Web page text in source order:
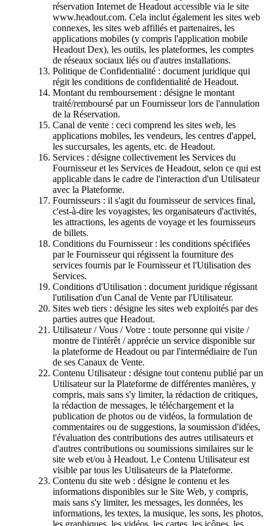
réservation Internet de Headout accessible via le site
www.headout.com. Cela inclut également les sites web
connexes, les sites web affiliés et partenaires, les
applications mobiles (y compris l'application mobile
Headout Dex), les outils, les plateformes, les comptes
de réseaux sociaux liés ou d'autres installations.
Politique de Confidentialité : document juridique qui
régit les conditions de confidentialité de Headout.
Montant du remboursement : désigne le montant
traité/remboursé par un Fournisseur lors de l'annulation
de la Réservation.
Canal de vente : ceci comprend les sites web, les
applications mobiles, les vendeurs, les centres d'appel,
les succursales, les agents, etc. de Headout.
Services : désigne collectivement les Services du
Fournisseur et les Services de Headout, selon ce qui est
applicable dans le cadre de l'interaction d'un Utilisateur
avec la Plateforme.
Fournisseurs : il s'agit du fournisseur de services final,
c'est-à-dire les voyagistes, les organisateurs d'activités,
les attractions, les agents de voyage et les fournisseurs
de billets.
Conditions du Fournisseur : les conditions spécifiées
par le Fournisseur qui régissent la fourniture des
services fournis par le Fournisseur et l'Utilisation des
Services.
Conditions d'Utilisation : document juridique régissant
l'utilisation d'un Canal de Vente par l'Utilisateur.
Sites web tiers : désigne les sites web exploités par des
parties autres que Headout.
Utilisateur / Vous / Votre : toute personne qui visite /
montre de l'intérêt / apprécie un service disponible sur
la plateforme de Headout ou par l'intermédiaire de l'un
de ses Canaux de Vente.
Contenu Utilisateur : désigne tout contenu publié par un
Utilisateur sur la Plateforme de différentes manières, y
compris, mais sans s'y limiter, la rédaction de critiques,
la rédaction de messages, le téléchargement et la
publication de photos ou de vidéos, la formulation de
commentaires ou de suggestions, la soumission d'idées,
l'évaluation des contributions des autres utilisateurs et
d'autres contributions ou soumissions similaires sur le
site web et/ou à Headout. Le Contenu Utilisateur est
visible par tous les Utilisateurs de la Plateforme.
Contenu du site web : désigne le contenu et les
informations disponibles sur le Site Web, y compris,
mais sans s'y limiter, les messages, les données, les
informations, les textes, la musique, les sons, les photos,
les graphiques, les vidéos, les cartes, les icônes, les